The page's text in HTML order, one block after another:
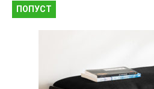
ПОПУСТ